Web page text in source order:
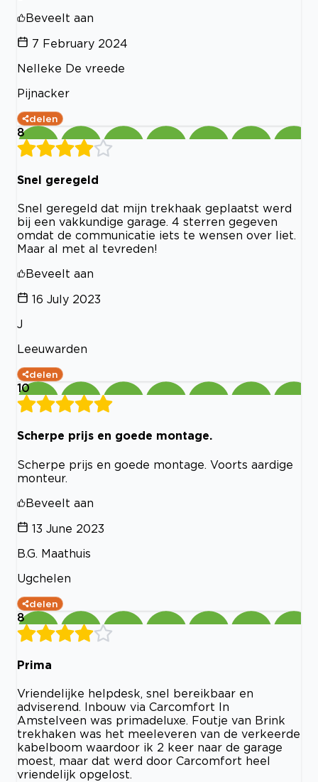
Beveelt aan
7 February 2024
Nelleke De vreede
Pijnacker
delen
8
Snel geregeld
Snel geregeld dat mijn trekhaak geplaatst werd
bij een vakkundige garage. 4 sterren gegeven
omdat de communicatie iets te wensen over liet.
Maar al met al tevreden!
Beveelt aan
16 July 2023
J
Leeuwarden
delen
10
Scherpe prijs en goede montage.
Scherpe prijs en goede montage. Voorts aardige
monteur.
Beveelt aan
13 June 2023
B.G. Maathuis
Ugchelen
delen
8
Prima
Vriendelijke helpdesk, snel bereikbaar en
adviserend. Inbouw via Carcomfort In
Amstelveen was primadeluxe. Foutje van Brink
trekhaken was het meeleveren van de verkeerde
kabelboom waardoor ik 2 keer naar de garage
moest, maar dat werd door Carcomfort heel
vriendelijk opgelost.